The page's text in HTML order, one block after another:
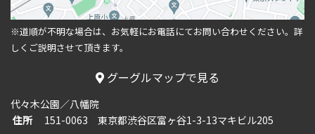
※道順が不明な場合は、お気軽にお電話にてお問い合わせください。 詳
しくご説明させて頂きます。
グーグルマップで見る
代々木公園／八幡院
住所
151-0063 東京都渋谷区富ヶ谷1-3-13マキビル205